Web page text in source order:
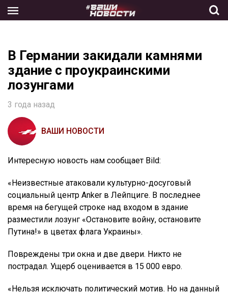
the
В Германии закидали камнями
здание с проукраинскими
лозунгами
3 года назад
ВАШИ НОВОСТИ
Интересную новость нам сообщает Bild:
«Неизвестные атаковали культурно-досуговый
социальный центр Anker в Лейпциге. В последнее
время на бегущей строке над входом в здание
разместили лозунг «Остановите войну, остановите
Путина!» в цветах флага Украины».
Повреждены три окна и две двери. Никто не
пострадал. Ущерб оценивается в 15 000 евро.
«Нельзя исключать политический мотив. Но на данный